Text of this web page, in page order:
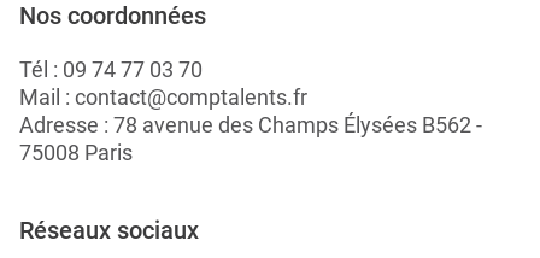
Nos coordonnées
Tél : 09 74 77 03 70
Mail : contact@comptalents.fr
Adresse : 78 avenue des Champs Élysées B562 -
75008 Paris
Réseaux sociaux